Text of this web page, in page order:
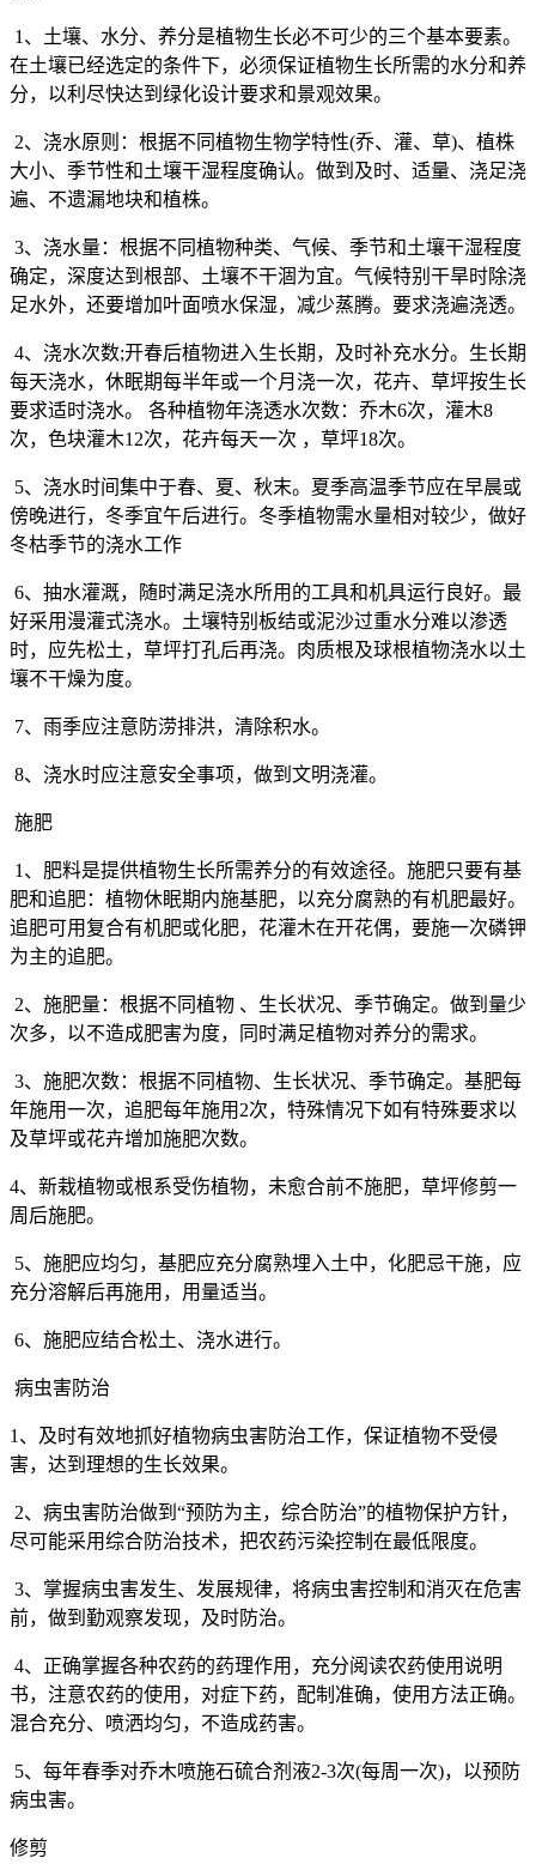
1 、土壤、水分、养分是植物生长必不可少的三个基本要素。
在土壤已经选定的条件下，必须保证植物生长所需的水分和养
分，以利尽快达到绿化设计要求和景观效果。
2、浇水原则：根据不同植物生物学特性(乔、灌、草)、植株
大小、季节性和土壤干湿程度确认。做到及时、适量、浇足浇
遍、不遗漏地块和植株。
3、浇水量：根据不同植物种类、气候、季节和土壤干湿程度
确定，深度达到根部、土壤不干涸为宜。气候特别干旱时除浇
足水外，还要增加叶面喷水保湿，减少蒸腾。要求浇遍浇透。
4、浇水次数;开春后植物进入生长期，及时补充水分。生长期
每天浇水，休眠期每半年或一个月浇一次，花卉、草坪按生长
要求适时浇水。
各种植物年浇透水次数：乔木6次，灌木8
次，色块灌木12次，花卉每天一次 ，草坪18次。
5、浇水时间集中于春、夏、秋末。夏季高温季节应在早晨或
傍晚进行，冬季宜午后进行。冬季植物需水量相对较少，做好
冬枯季节的浇水工作
6、抽水灌溉，随时满足浇水所用的工具和机具运行良好。最
好采用漫灌式浇水。土壤特别板结或泥沙过重水分难以渗透
时，应先松土，草坪打孔后再浇。肉质根及球根植物浇水以土
壤不干燥为度。
7、雨季应注意防涝排洪，清除积水。
8、浇水时应注意安全事项，做到文明浇灌。
施肥
1 、肥料是提供植物生长所需养分的有效途径。施肥只要有基
肥和追肥：植物休眠期内施基肥，以充分腐熟的有机肥最好。
追肥可用复合有机肥或化肥，花灌木在开花偶，要施一次磷钾
为主的追肥。
2、施肥量：根据不同植物 、生长状况、季节确定。做到量少
次多，以不造成肥害为度，同时满足植物对养分的需求。
3、施肥次数：根据不同植物、生长状况、季节确定。基肥每
年施用一次，追肥每年施用 2次，特殊情况下如有特殊要求以
及草坪或花卉增加施肥次数。
4、新栽植物或根系受伤植物，未愈合前不施肥，草坪修剪一
周后施肥。
5、施肥应均匀，基肥应充分腐熟埋入土中，化肥忌干施，应
充分溶解后再施用，用量适当。
6、施肥应结合松土、浇水进行。
病虫害防治
1 、及时有效地抓好植物病虫害防治工作，保证植物不受侵
害，达到理想的生长效果。
2、病虫害防治做到“预防为主，综合防治”的植物保护方针，
尽可能采用综合防治技术，把农药污染控制在最低限度。
3、掌握病虫害发生、发展规律，将病虫害控制和消灭在危害
前，做到勤观察发现，及时防治。
4、正确掌握各种农药的药理作用，充分阅读农药使用说明
书，注意农药的使用，对症下药，配制准确，使用方法正确。
混合充分、喷洒均匀，不造成药害。
5、每年春季对乔木喷施石硫合剂液2-3次(每周一次)，以预防
病虫害。
修剪